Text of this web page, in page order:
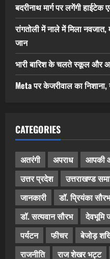
बदरीनाथ मार्ग पर लगेंगी
रांगतोली में नाले में मिला
जान
भारी बारिश के चलते स्कूल और
Meta पर केजरीवाल का
CATEGORIES
अतरंगी अपराध आपकी
उत्तर प्रदेश
उत्तराखण्ड
जानकारी
डॉ. प्रियंका सौरभ
डॉ. सत्यवान सौरभ
देवभूमि
पर्यटन
फीचर बेजोड़
राजनीति
राज शेखर भट्ट